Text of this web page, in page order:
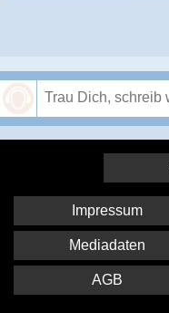
Impressum
Mediadaten
AGB